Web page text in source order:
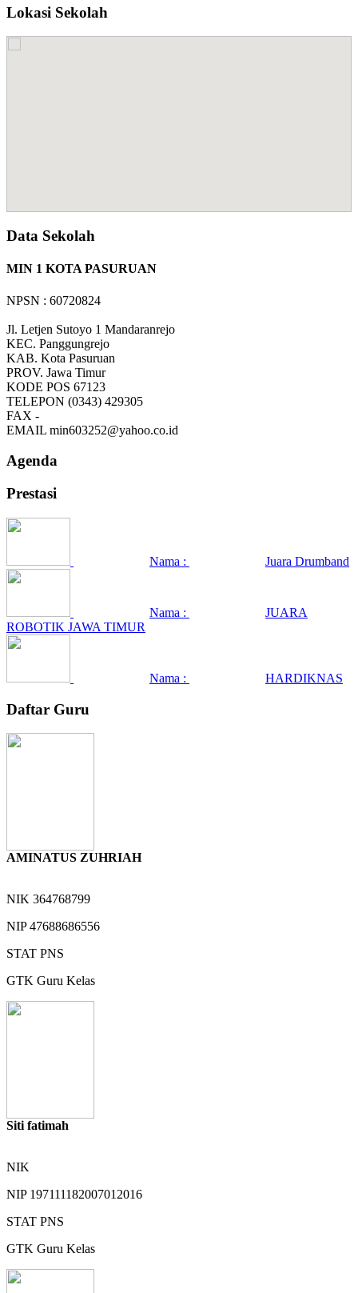
Lokasi Sekolah
Data Sekolah
MIN 1 KOTA PASURUAN
NPSN : 60720824
Jl. Letjen Sutoyo 1 Mandaranrejo
KEC. Panggungrejo
KAB. Kota Pasuruan
PROV. Jawa Timur
KODE POS 67123
TELEPON (0343) 429305
FAX -
EMAIL min603252@yahoo.co.id
Agenda
Prestasi
Nama : Juara Drumband
Nama :
JUARA
ROBOTIK JAWA TIMUR
Nama : HARDIKNAS
Daftar Guru
AMINATUS ZUHRIAH
NIK 364768799
NIP47688686556
STAT PNS
GTK Guru Kelas
Siti fatimah
NIK
NIP 197111182007012016
STAT PNS
GTK Guru Kelas